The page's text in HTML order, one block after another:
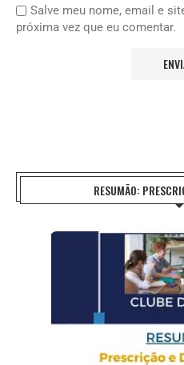
Salve meu nome, email e
próxima vez que eu comentar.
RESUMÃO: